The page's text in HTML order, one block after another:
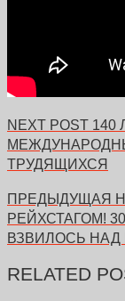
NEXT POST 140
ТРУДЯЩИХСЯ
ПРЕДЫДУЩАЯ
РЕЙХСТАГОМ!
ВЗВИЛОСЬ НАД
RELATED